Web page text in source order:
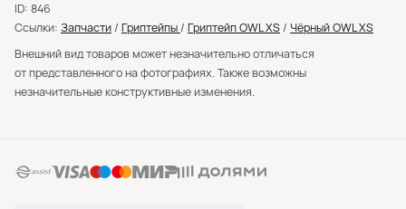
ID: 846
Ссылки: Запчасти / Гриптейпы / Гриптейп OWL XS / Чёрный OWL XS
Внешний вид товаров может незначительно отличаться
от представленного на фотографиях. Также возможны
незначительные конструктивные изменения.